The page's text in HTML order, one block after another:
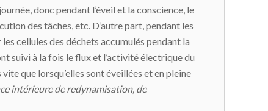
donc pendant l’éveil et la conscience, le
des tâches, etc. D’autre part, pendant les
cellules des déchets accumulés pendant la
suivi à la fois le flux et l’activité électrique du
que lorsqu’elles sont éveillées et en pleine
intérieure de redynamisation, de